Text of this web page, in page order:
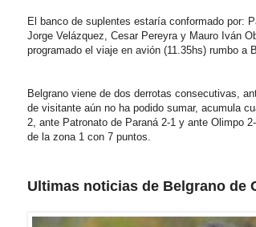
El banco de suplentes estaría conformado por:
Jorge Velázquez, Cesar Pereyra y Mauro Iván
programado el viaje en avión (11.35hs) rumbo a
Belgrano viene de dos derrotas consecutivas,
de visitante aún no ha podido sumar, acumula
2, ante Patronato de Paraná 2-1 y ante Olimpo
de la zona 1 con 7 puntos.
Ultimas noticias de Belgrano de